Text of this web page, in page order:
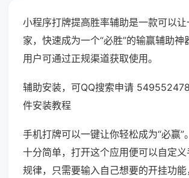
小程序打牌提高胜率辅助是一款可以
家，快速成为一个“必胜”的输赢辅助神
用户可通过正规渠道获取使用。
辅助安装，可QQ搜索申请
件安装教程
手机打牌可以一键让你轻松成为“必赢”
十分简单，打开这个应用便可以自定
规律，只需要输入自己想要的开挂功